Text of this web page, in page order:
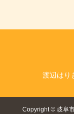
渡辺はり
Copyright© 岐阜